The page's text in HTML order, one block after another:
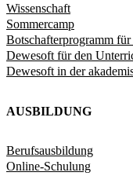
Wissenschaft
Sommercamp
Botschafterprogramm für
Dewesoft für den
Dewesoft in der
AUSBILDUNG
Berufsausbildung
Online-Schulung